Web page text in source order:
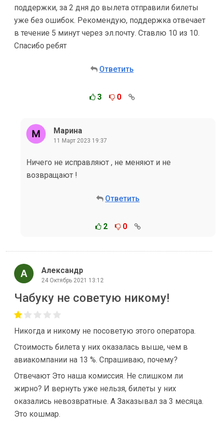
поддержки, за 2 дня до вылета отправили билеты
уже без ошибок. Рекомендую, поддержка отвечает
в течение 5 минут через эл.почту. Ставлю 10 из 10.
Спасибо ребят
Ответить
3 0
Марина
11 Март 2023 19:37
Ничего не исправляют , не меняют и не
возвращают !
Ответить
2 0
Александр
24 Октябрь 2021 13:12
Чабуку не советую никому!
Никогда и никому не посоветую этого оператора.
Стоимость билета у них оказалась выше, чем в
авиакомпании на 13 %. Спрашиваю, почему?
Отвечают Это наша комиссия. Не слишком ли
жирно? И вернуть уже нельзя, билеты у них
оказались невозвратные. А Заказывал за 3 месяца.
Это кошмар.